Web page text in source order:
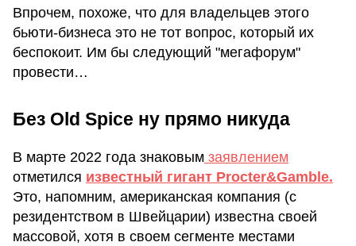
Впрочем, похоже, что для владельцев этого
бьюти-бизнеса это не тот вопрос, который их
беспокоит. Им бы следующий "мегафорум"
провести…
Без Old Spice ну прямо никуда
В марте 2022 года знаковым заявлением
отметился известный гигант Procter&Gamble.
Это, напомним, американская компания (с
резидентством в Швейцарии) известна своей
массовой, хотя в своем сегменте местами